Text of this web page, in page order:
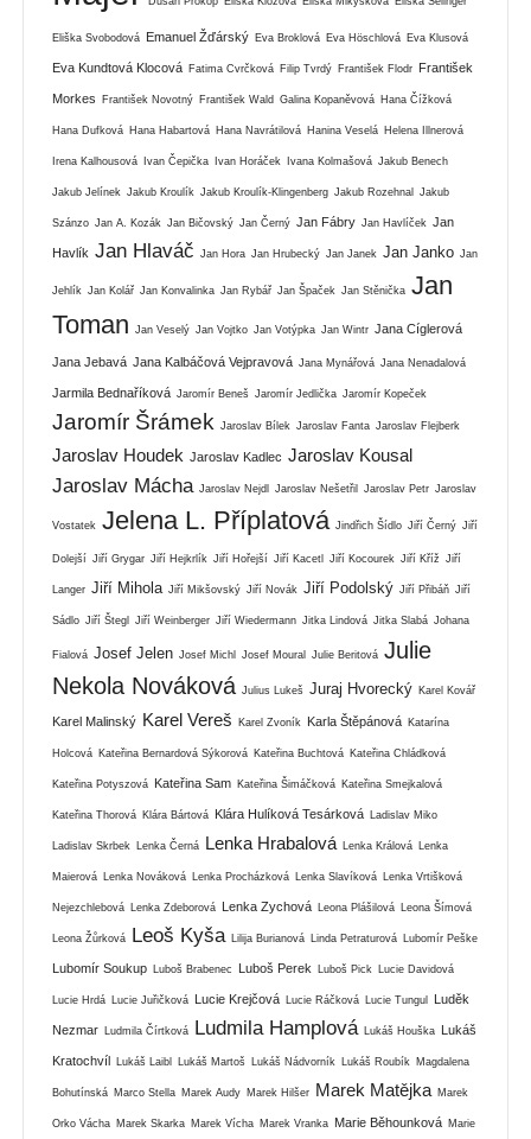
Eliška Svobodová Emanuel Žďárský Eva Broklová Eva Höschlová Eva Klusová
Eva Kundtová Klocová Fatima Cvrčková Filip Tvrdý František Flodr František
Morkes František Novotný František Wald Galina Kopaněvová Hana Čížková
Hana Dufková Hana Habartová Hana Navrátilová Hanina Veselá Helena Illnerová
Irena Kalhousová Ivan Čepička Ivan Horáček Ivana Kolmašová Jakub Benech
Jakub Jelínek Jakub Kroulík Jakub Kroulík-Klingenberg Jakub Rozehnal Jakub
Szánzo Jan A. Kozák Jan Bičovský Jan Černý Jan Fábry Jan Havlíček Jan
Havlík Jan Hlaváč Jan Hora Jan Hrubecký Jan Janek Jan Janko Jan
Jehlík Jan Kolář Jan Konvalinka Jan Rybář Jan Špaček Jan Stěnička Jan
Toman
Jan Veselý Jan Vojtko Jan Votýpka Jan Wintr Jana Cíglerová
Jana Jebavá Jana Kalbáčová Vejpravová Jana Mynářová Jana Nenadalová
Jarmila Bednaříková Jaromír Beneš Jaromír Jedlička Jaromír Kopeček
Jaromír Šrámek Jaroslav Bílek Jaroslav Fanta Jaroslav Flejberk
Jaroslav Houdek Jaroslav Kadlec Jaroslav Kousal
Jaroslav Mácha Jaroslav Nejdl Jaroslav Nešetřil Jaroslav Petr Jaroslav
Vostatek Jelena L. Příplatová Jindřich Šídlo Jiří Černý Jiří
Dolejší Jiří Grygar Jiří Hejkrlík Jiří Hořejší Jiří Kacetl Jiří Kocourek Jiří Kříž Jiří
Langer Jiří Mihola Jiří Mikšovský Jiří Novák Jiří Podolský Jiří Přibáň Jiří
Sádlo Jiří Štegl Jiří Weinberger Jiří Wiedermann Jitka Lindová Jitka Slabá Johana
Fialová Josef Jelen Josef Michl Josef Moural Julie Beritová Julie
Nekola Nováková Julius Lukeš Juraj Hvorecký Karel Kovář
Karel Malinský Karel Vereš Karel Zvoník Karla Štěpánová Katarína
Holcová Kateřina Bernardová Sýkorová Kateřina Buchtová Kateřina Chládková
Kateřina Potyszová Kateřina Sam Kateřina Šimáčková Kateřina Smejkalová
Kateřina Thorová Klára Bártová Klára Hulíková Tesárková Ladislav Miko
Ladislav Skrbek Lenka Černá Lenka Hrabalová Lenka Králová Lenka
Maierová Lenka Nováková Lenka Procházková Lenka Slavíková Lenka Vrtišková
Nejezchlebová Lenka Zdeborová Lenka Zychová Leona Plášilová Leona Šímová
Leona Žůrková Leoš Kyša Lilija Burianová Linda Petraturová Lubomír Peške
Lubomír Soukup Luboš Brabenec Luboš Perek Luboš Pick Lucie Davidová
Lucie Hrdá Lucie Juřičková Lucie Krejčová Lucie Ráčková Lucie Tungul Luděk
Nezmar Ludmila Čírtková Ludmila Hamplová Lukáš Houška Lukáš
Kratochvíl Lukáš Laibl Lukáš Martoš Lukáš Nádvorník Lukáš Roubík Magdalena
Bohutínská Marco Stella Marek Audy Marek Hilšer Marek Matějka Marek
Orko Vácha Marek Skarka Marek Vícha Marek Vranka Marie Běhounková Marie